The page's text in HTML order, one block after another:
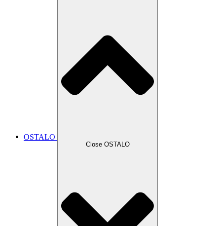
OSTALO
Close OSTALO